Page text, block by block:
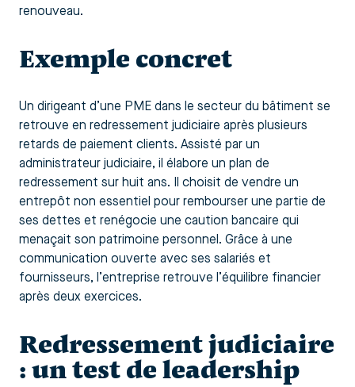
renouveau.
Exemple concret
Un dirigeant d’une PME dans le secteur du bâtiment se
retrouve en redressement judiciaire après plusieurs
retards de paiement clients. Assisté par un
administrateur judiciaire, il élabore un plan de
redressement sur huit ans. Il choisit de vendre un
entrepôt non essentiel pour rembourser une partie de
ses dettes et renégocie une caution bancaire qui
menaçait son patrimoine personnel. Grâce à une
communication ouverte avec ses salariés et
fournisseurs, l’entreprise retrouve l’équilibre financier
après deux exercices.
Redressement judiciaire
: un test de leadership